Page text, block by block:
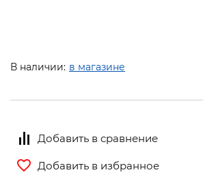
В наличии: в магазине
Добавить в сравнение
Добавить в избранное